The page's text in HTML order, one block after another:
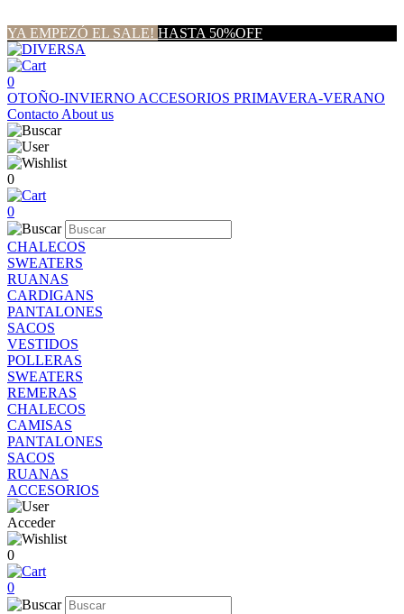
YA EMPEZÓ EL SALE! HASTA 50%OFF
0
OTOÑO-INVIERNO ACCESORIOS PRIMAVERA-VERANO
Contacto About us
0
0
CHALECOS
SWEATERS
RUANAS
CARDIGANS
PANTALONES
SACOS
VESTIDOS
POLLERAS
SWEATERS
REMERAS
CHALECOS
CAMISAS
PANTALONES
SACOS
RUANAS
ACCESORIOS
Acceder
0
0